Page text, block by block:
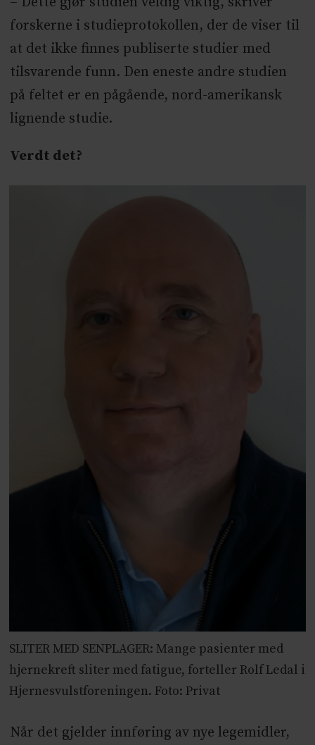
forskerne i studieprotokollen, der de viser til
at det ikke finnes publiserte studier med
tilsvarende funn. Den eneste andre studien
på feltet er en pågående, nord-amerikansk
lignende studie.
Verdt det?
SLITER MED SENPLAGER: Mange pasienter med
hjernekreft sliter med fatigue, forteller Rolf Ledal i
Hjernesvulstforeningen. Foto: Privat
Når det gjelder innføring av nye legemidler,